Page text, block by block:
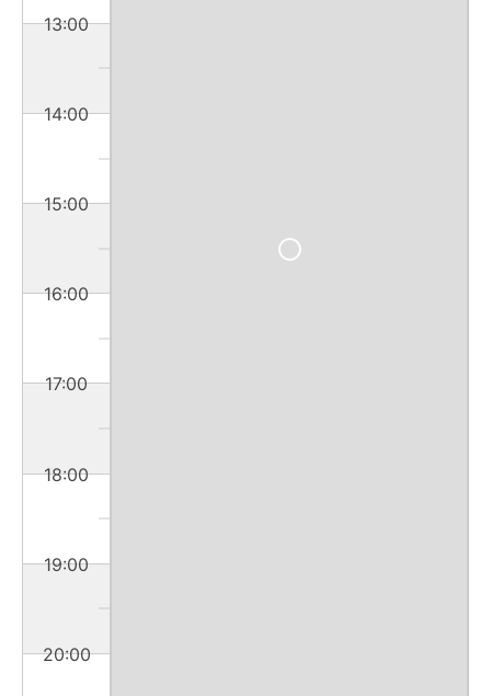
13:00
14:00
15:00
16:00
17:00
18:00
19:00
20:00